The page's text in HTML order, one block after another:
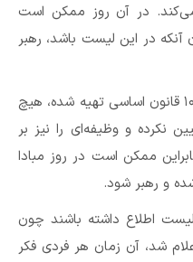
در آن روز ممکن است
آنکه در این لیست باشد، رهبر
این لیستی که در کمیسیون اصل ۱۰۹ قانون اساسی تهیه شده، هیچ
نکرده و وظیفه‌ای را نیز بر
ممکن است در روز مبادا
و رهبر شود.
اطلاع داشته باشند چون
شد، آن زمان هر فردی فکر